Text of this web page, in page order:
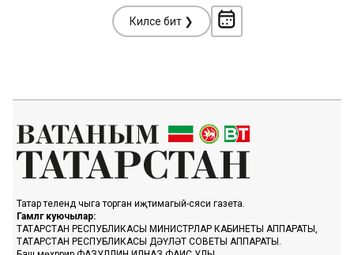
Киләсе бит ❯
Татар телендә чыга торган иҗтимагый-сәяси газета.
Гамәлгә куючылар:
ТАТАРСТАН РЕСПУБЛИКАСЫ МИНИСТРЛАР КАБИНЕТЫ АППАРАТЫ,
ТАТАРСТАН РЕСПУБЛИКАСЫ ДӘҮЛӘТ СОВЕТЫ АППАРАТЫ.